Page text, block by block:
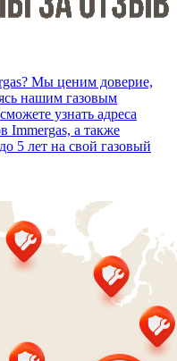
Мы ценим доверие,
нашим газовым
узнать адреса
Immergas, а также
5 лет на свой газовый